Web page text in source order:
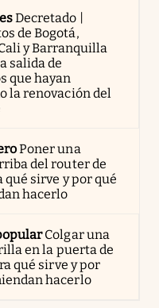
Decretado |
de Bogotá,
y Barranquilla
salida de
que hayan
la renovación del
Poner una
del router de
qué sirve y por qué
hacerlo
Colgar una
en la puerta de
qué sirve y por
hacerlo